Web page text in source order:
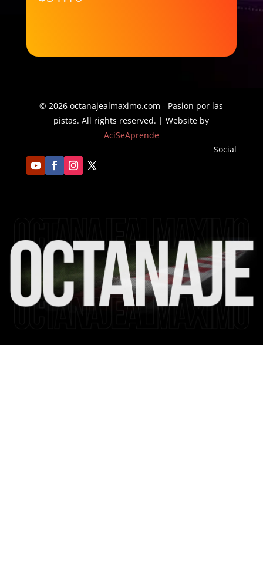
$29.91 hasta
© 2026 octanajealmaximo.com - Pasion por las
pistas. All rights reserved. | Website by
AciSeAprende
Social